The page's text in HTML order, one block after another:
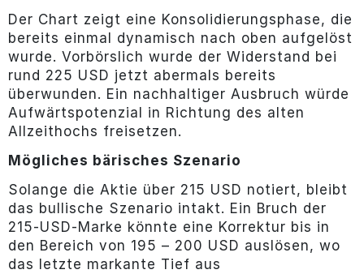
Der Chart zeigt eine Konsolidierungsphase, die
bereits einmal dynamisch nach oben aufgelöst
wurde. Vorbörslich wurde der Widerstand bei
rund 225 USD jetzt abermals bereits
überwunden. Ein nachhaltiger Ausbruch würde
Aufwärtspotenzial in Richtung des alten
Allzeithochs freisetzen.
Mögliches bärisches Szenario
Solange die Aktie über 215 USD notiert, bleibt
das bullische Szenario intakt. Ein Bruch der
215-USD-Marke könnte eine Korrektur bis in
den Bereich von 195 – 200 USD auslösen, wo
das letzte markante Tief aus